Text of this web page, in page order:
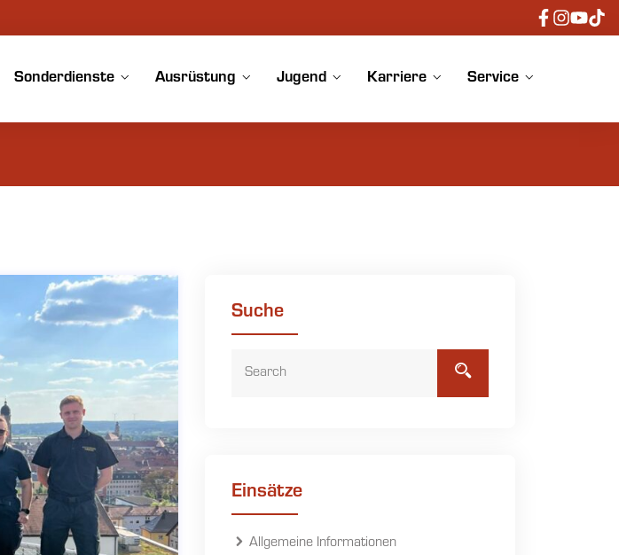
Sonderdienste Ausrüstung Jugend Karriere Service
Suche
Einsätze
Allgemeine Informationen